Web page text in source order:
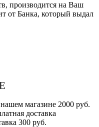
производится на Ваш
от Банка, который выдал
магазине 2000 руб.
доставка
300 руб.